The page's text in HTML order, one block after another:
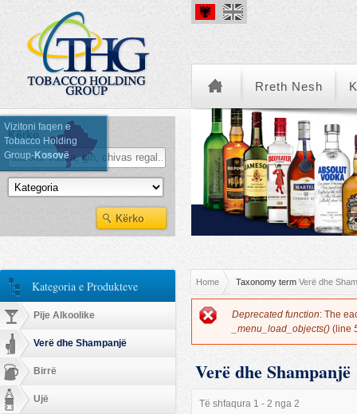
Vizitoni faqen e
Tobacco Holding
Group-Kosovë
Rreth Nesh
Kërko
Kategoria e Produkteve
You are here
Home Taxonomy term Verë dhe
Error message
Deprecated function: The
_menu_load_objects() (line
Verë dhe Shampanjë
Të shfaqura 1 - 2 nga 2
Kategoria e Produkteve
Pije Alkoolike
Verë dhe Shampanjë
Birrë
Ujë